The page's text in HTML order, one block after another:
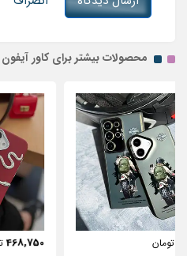
محصولات بیشتر برای کاور آیفون Victoria Secret 2025
468,750